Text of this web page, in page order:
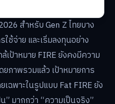
สำหรับ Gen Z ไทยบาง
ช้จ่าย และเริ่มลงทุนอย่าง
เป้าหมาย FIRE ยังคงมีความ
ยภาพรวมแล้ว เป้าหมายการ
ฉพาะในรูปแบบ Fat FIRE ยัง
มากกว่า “ความเป็นจริง”